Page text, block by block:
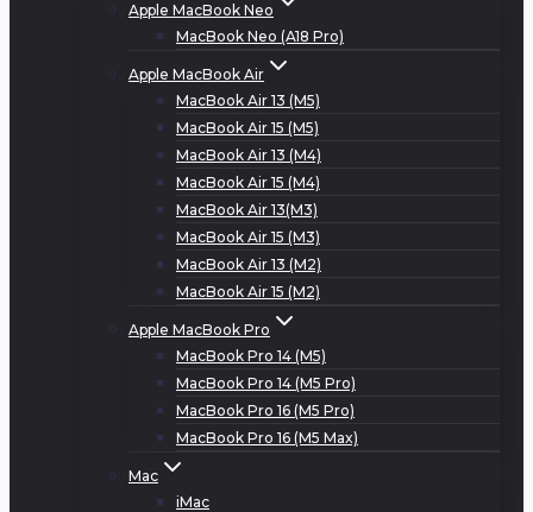
Apple MacBook Neo
MacBook Neo (A18 Pro)
Apple MacBook Air
MacBook Air 13 (M5)
MacBook Air 15 (M5)
MacBook Air 13 (M4)
MacBook Air 15 (M4)
MacBook Air 13(M3)
MacBook Air 15 (M3)
MacBook Air 13 (M2)
MacBook Air 15 (M2)
Apple MacBook Pro
MacBook Pro 14 (M5)
MacBook Pro 14 (M5 Pro)
MacBook Pro 16 (M5 Pro)
MacBook Pro 16 (M5 Max)
Mac
iMac